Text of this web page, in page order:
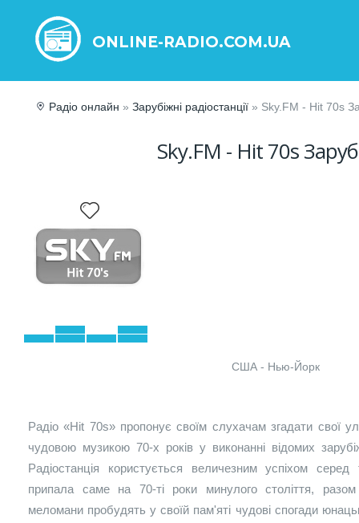
ONLINE-RADIO.COM.UA
Радіо онлайн » Зарубіжні радіостанції » Sky.FM - Hit 70s
Sky.FM - Hit 70s
США - Нью-Йорк
Радіо «Hit 70s» пропонує своїм слухачам згадати свої
чудовою музикою 70-х років у виконанні відомих
Радіостанція користується величезним успіхом
припала саме на 70-ті роки минулого століття,
меломани пробудять у своїй пам'яті чудові спогади